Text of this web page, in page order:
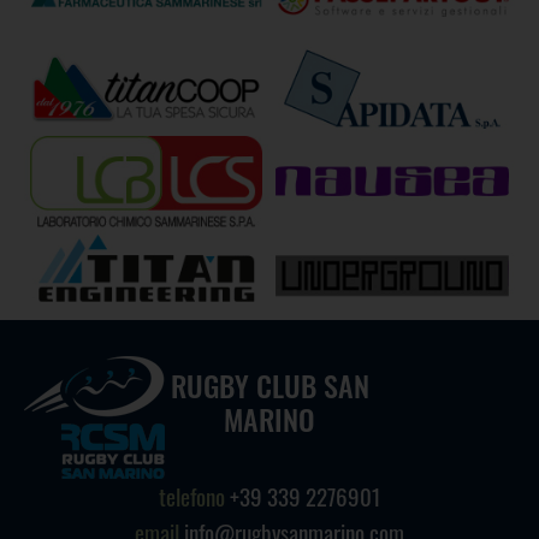
RUGBY CLUB SAN
MARINO
telefono+39 339 2276901
email info@rugbysanmarino.com